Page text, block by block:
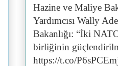
Hazine ve Maliye
Yardımcısı Wally
Bakanlığı: “İki
birliğinin
https://t.co/